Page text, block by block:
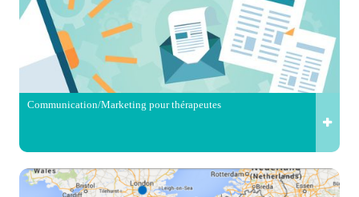
Communication/Marketing pour thérapeutes